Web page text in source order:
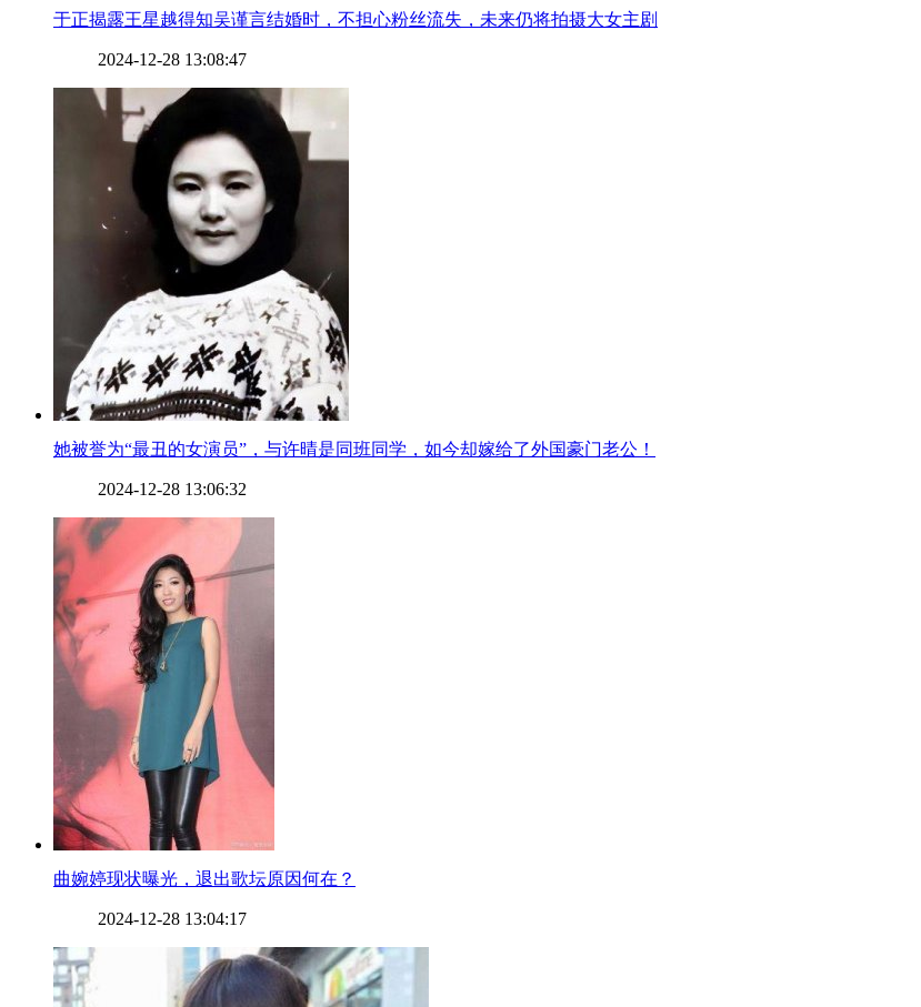
​于正揭露王星越得知吴谨言结婚时，不担心粉丝流失，未来仍将拍摄大女主剧
2024-12-28 13:08:47
​她被誉为“最丑的女演员”，与许晴是同班同学，如今却嫁给了外国豪门老公！
2024-12-28 13:06:32
​曲婉婷现状曝光，退出歌坛原因何在？
2024-12-28 13:04:17